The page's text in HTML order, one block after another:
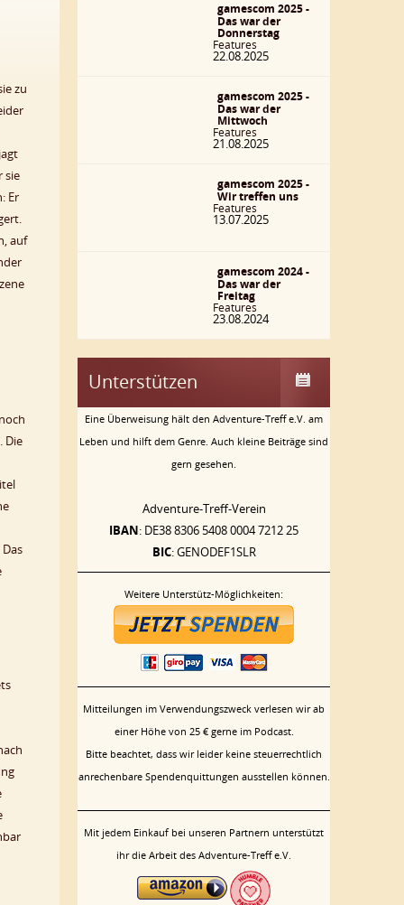
zu
sie
Er
auf
Die
gamescom 2025 -
Das war der
Donnerstag
Features
22.08.2025
gamescom 2025 -
Das war der
Mittwoch
Features
21.08.2025
gamescom 2025 -
Wir treffen uns
Features
13.07.2025
gamescom 2024 -
Das war der
Freitag
Features
23.08.2024
Unterstützen
Eine Überweisung hält den Adventure-Treff e.V. am
Leben und hilft dem Genre. Auch kleine Beiträge sind
gern gesehen.
Adventure-Treff-Verein
IBAN: DE38 8306 5408 0004 7212 25
BIC: GENODEF1SLR
Weitere Unterstütz-Möglichkeiten:
Mitteilungen im Verwendungszweck verlesen wir ab
einer Höhe von 25 € gerne im Podcast.
Bitte beachtet, dass wir leider keine steuerrechtlich
anrechenbare Spendenquittungen ausstellen können.
Mit jedem Einkauf bei unseren Partnern unterstützt
ihr die Arbeit des Adventure-Treff e.V.